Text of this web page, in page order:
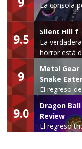
La consola
9.5
Silent Hill f
La
horror está
9
Metal Gear
Snake
El regreso
leyenda
9.0
Dragon
Review
El regreso